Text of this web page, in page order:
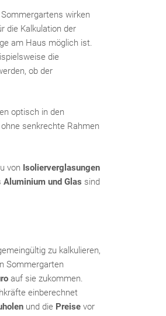
wirken
die Kalkulation der
am Haus möglich ist.
die
ob der
optisch in den
senkrechte Rahmen
von Isolierverglasungen
Aluminium und Glas sind
zu kalkulieren,
Sommergarten
auf sie zukommen.
einberechnet
und die Preise vor